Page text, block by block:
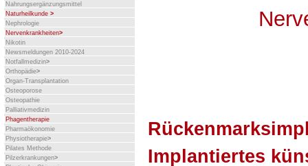
Nahrungsergänzungsmittel
Naturheilkunde >
Nephrologie
Nervenkrankheiten>
Nikotin
Newsmeldungen 2010-2024
Notfallmedizin>
Orthopädie>
Organ-Transplantation
Osteoporose
Osteopathie
Palliativmedizin
Phagentherapie
Pharmaökonomie
Physiotherapie>
Pilates Methode
Pilzerkrankungen>
Implantiertes